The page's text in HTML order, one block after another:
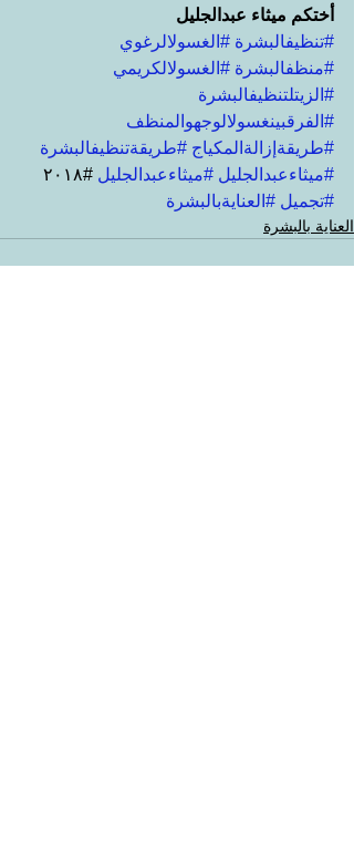
أختكم ميثاء عبدالجليل
#تنظيفالبشرة #الغسولالرغوي
#منظفالبشرة #الغسولالكريمي
#الزيتلتنظيفالبشرة
#الفرقبينغسولالوجهوالمنظف
#طريقةإزالةالمكياج #طريقةتنظيفالبشرة
#ميثاءعبدالجليل #ميثاءعبدالجليل #٢٠١٨
#تجميل #العنايةبالبشرة
العناية بالبشرة